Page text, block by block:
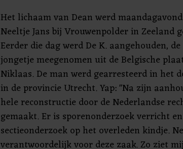
Het lichaam van Dean werd
Neeltje Jans bij Vrouwenpolder in Zeeland
Eerder die dag werd De K. aangehouden,
jongetje meegenomen uit de Belgische
Niklaas. De man werd gearresteerd in het
in de provincie Utrecht. Yap: "Na zijn
hele reconstructie door de Nederlandse
gemaakt. Er is sporenonderzoek verricht en
sectieonderzoek op het overleden kindje.
verantwoordelijk voor deze zaak. Zo ziet